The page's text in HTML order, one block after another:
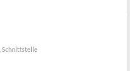
Schnittstelle